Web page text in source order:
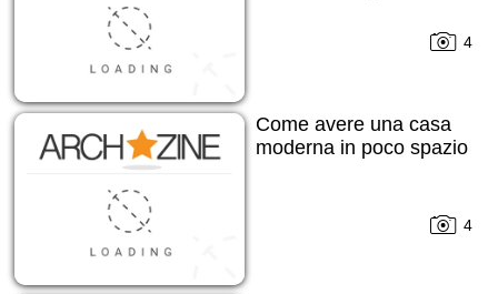
4
Come avere una casa
moderna in poco spazio
4